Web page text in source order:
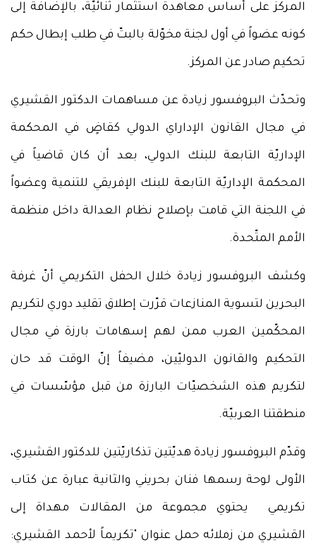
المركز على أساس معاهدة استثمار ثنائيّة، بالإضافة إلى
كونه عضواً في أول لجنة مخوّلة بالبتّ في طلب إبطال حكم
تحكيم صادر عن المركز.
وتحدّث البروفسور زيادة عن مساهمات الدكتور القشيري
في مجال القانون الإداراي الدولي كقاضٍ في المحكمة
الإداريّة التابعة للبنك الدولي، بعد أن كان قاضياً في
المحكمة الإداريّة التابعة للبنك الإفريقي للتنمية وعضواً
في اللجنة التي قامت بإصلاح نظام العدالة داخل منظمة
الأمم المتّحدة.
وكشف البروفسور زيادة خلال الحفل التكريمي أنّ غرفة
البحرين لتسوية المنازعات قرّرت إطلاق تقليد دوري لتكريم
المحكّمين العرب ممن لهم إسهامات بارزة في مجال
التحكيم والقانون الدوليّين، مضيفاً إنّ الوقت قد حان
لتكريم هذه الشخصيّات البارزة من قبل مؤسّسات في
منطقتنا العربيّة.
وقدّم البروفسور زيادة هديّتين تذكاريّتين للدكتور القشيري،
الأولى لوحة رسمها فنان بحريني والثانية عبارة عن كتاب
تكريمي يحتوي مجموعة من المقالات مهداة إلى
القشيري من زملائه حمل عنوان "تكريماً لأحمد القشيري: